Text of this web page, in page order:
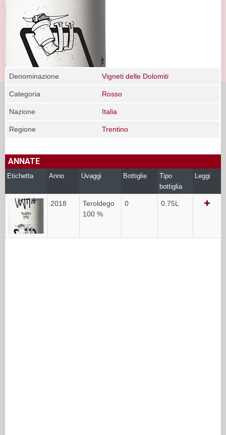
Denominazione Vigneti delle Dolomiti
Categoria Rosso
Nazione Italia
Regione Trentino
ANNATE
Etichetta Anno Uvaggi Bottiglie
Tipo
bottiglia
Leggi
2018
Teroldego
100 %
0 0.75L